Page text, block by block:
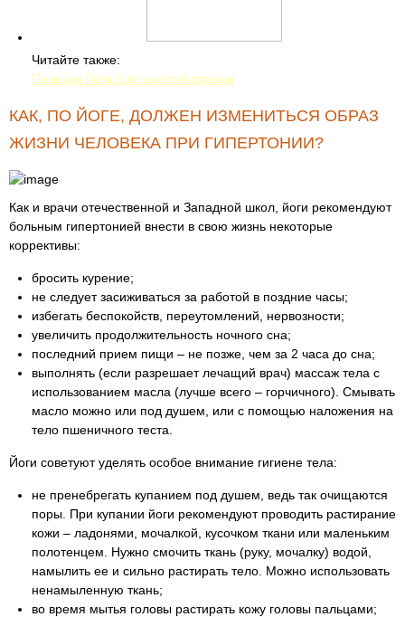
Читайте также:
Позиции йоги для занятий втроем
КАК, ПО ЙОГЕ, ДОЛЖЕН ИЗМЕНИТЬСЯ ОБРАЗ
ЖИЗНИ ЧЕЛОВЕКА ПРИ ГИПЕРТОНИИ?
Как и врачи отечественной и Западной школ, йоги рекомендуют
больным гипертонией внести в свою жизнь некоторые
коррективы:
бросить курение;
не следует засиживаться за работой в поздние часы;
избегать беспокойств, переутомлений, нервозности;
увеличить продолжительность ночного сна;
последний прием пищи – не позже, чем за 2 часа до сна;
выполнять (если разрешает лечащий врач) массаж тела с
использованием масла (лучше всего – горчичного). Смывать
масло можно или под душем, или с помощью наложения на
тело пшеничного теста.
Йоги советуют уделять особое внимание гигиене тела:
не пренебрегать купанием под душем, ведь так очищаются
поры. При купании йоги рекомендуют проводить растирание
кожи – ладонями, мочалкой, кусочком ткани или маленьким
полотенцем. Нужно смочить ткань (руку, мочалку) водой,
намылить ее и сильно растирать тело. Можно использовать
ненамыленную ткань;
во время мытья головы растирать кожу головы пальцами;